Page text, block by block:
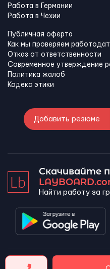
Работа в Германии
Работа в Чехии
Публичная оферта
Как мы проверяем
Отказ от ответственности
Современное утверждение
Политика жалоб
Кодекс этики
Добавить резюме
Скачивайте
Найти работу за
LAYBOARD,